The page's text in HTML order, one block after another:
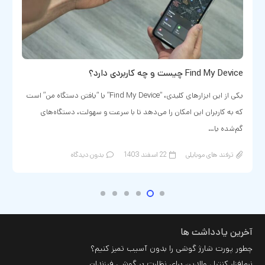
Find My Device چیست و چه کاربردی دارد؟
یکی از این ابزارهای کلیدی، “Find My Device” یا “یافتن دستگاه من” است
که به کاربران این امکان را می‌دهد تا با سرعت و سهولت، دستگاه‌های
گم‌شده یا…
ترفند های موبایلی 22 اسفند 1403 بدون دیدگاه
آخرین یادداشت ها
چطور پورت شارژ گوشی را بدون آسیب تمیز کنیم؟